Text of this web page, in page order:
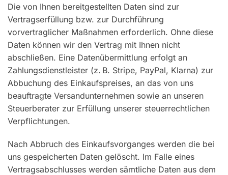
Die von Ihnen bereitgestellten Daten sind zur
Vertragserfüllung bzw. zur Durchführung
vorvertraglicher Maßnahmen erforderlich. Ohne diese
Daten können wir den Vertrag mit Ihnen nicht
abschließen. Eine Datenübermittlung erfolgt an
Zahlungsdienstleister (z. B. Stripe, PayPal, Klarna) zur
Abbuchung des Einkaufspreises, an das von uns
beauftragte Versandunternehmen sowie an unseren
Steuerberater zur Erfüllung unserer steuerrechtlichen
Verpflichtungen.
Nach Abbruch des Einkaufsvorganges werden die bei
uns gespeicherten Daten gelöscht. Im Falle eines
Vertragsabschlusses werden sämtliche Daten aus dem